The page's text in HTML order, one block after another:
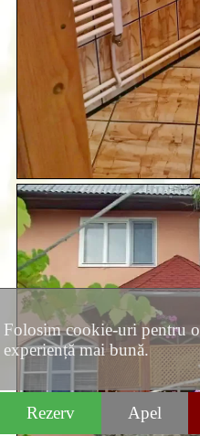
Rezerv Apel
Folosim cookie-uri pentru o
experiență mai bună.